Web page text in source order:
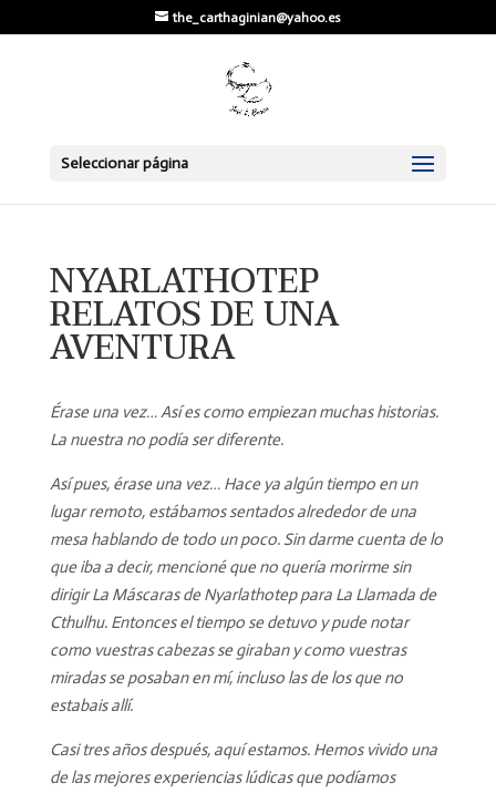
the_carthaginian@yahoo.es
Seleccionar página
NYARLATHOTEP
RELATOS DE UNA
AVENTURA
Érase una vez… Así es como empiezan muchas historias.
La nuestra no podía ser diferente.
Así pues, érase una vez… Hace ya algún tiempo en un
lugar remoto, estábamos sentados alrededor de una
mesa hablando de todo un poco. Sin darme cuenta de lo
que iba a decir, mencioné que no quería morirme sin
dirigir La Máscaras de Nyarlathotep para La Llamada de
Cthulhu. Entonces el tiempo se detuvo y pude notar
como vuestras cabezas se giraban y como vuestras
miradas se posaban en mí, incluso las de los que no
estabais allí.
Casi tres años después, aquí estamos. Hemos vivido una
de las mejores experiencias lúdicas que podíamos